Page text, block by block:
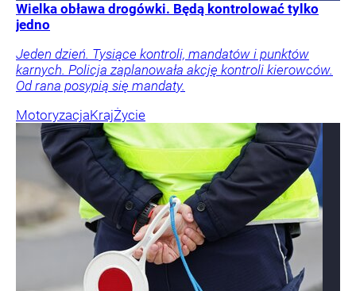
Wielka obława drogówki. Będą kontrolować tylko
jedno
Jeden dzień. Tysiące kontroli, mandatów i punktów
karnych. Policja zaplanowała akcję kontroli kierowców.
Od rana posypią się mandaty.
MotoryzacjaKrajŻycie